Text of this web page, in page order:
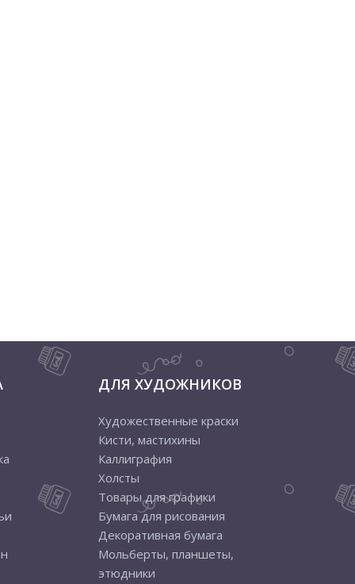
ДЛЯ ХУДОЖНИКОВ
Художественные краски
Кисти, мастихины
Каллиграфия
Холсты
Товары для графики
Бумага для рисования
Декоративная бумага
Мольберты, планшеты,
этюдники